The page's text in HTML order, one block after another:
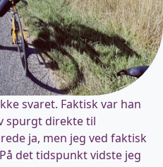
svaret. Faktisk var han
spurgt direkte til
ja, men jeg ved faktisk
det tidspunkt vidste jeg